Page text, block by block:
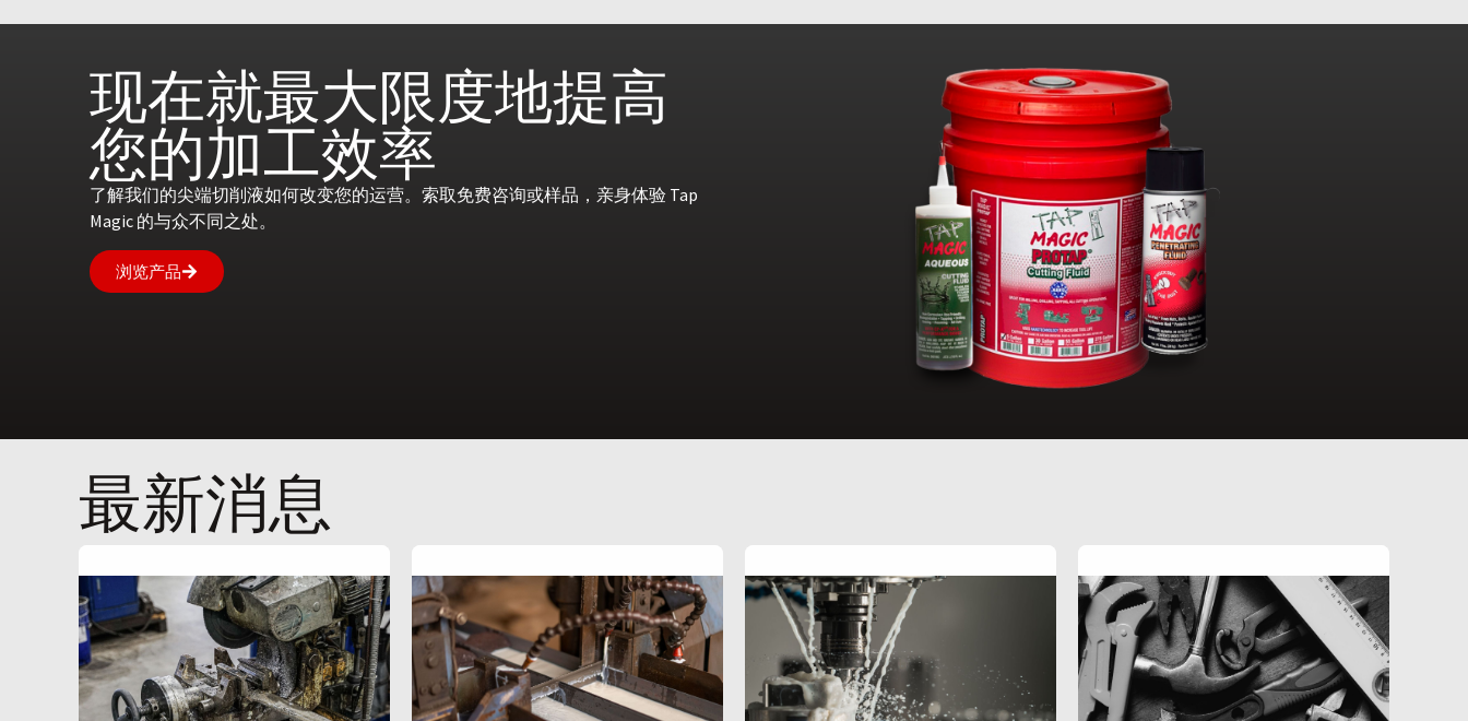
现在就最大限度地提高
您的加工效率
了解我们的尖端切削液如何改变您的运营。索取免费咨询或样品，亲身体验 Tap
Magic 的与众不同之处。
浏览产品
最新消息